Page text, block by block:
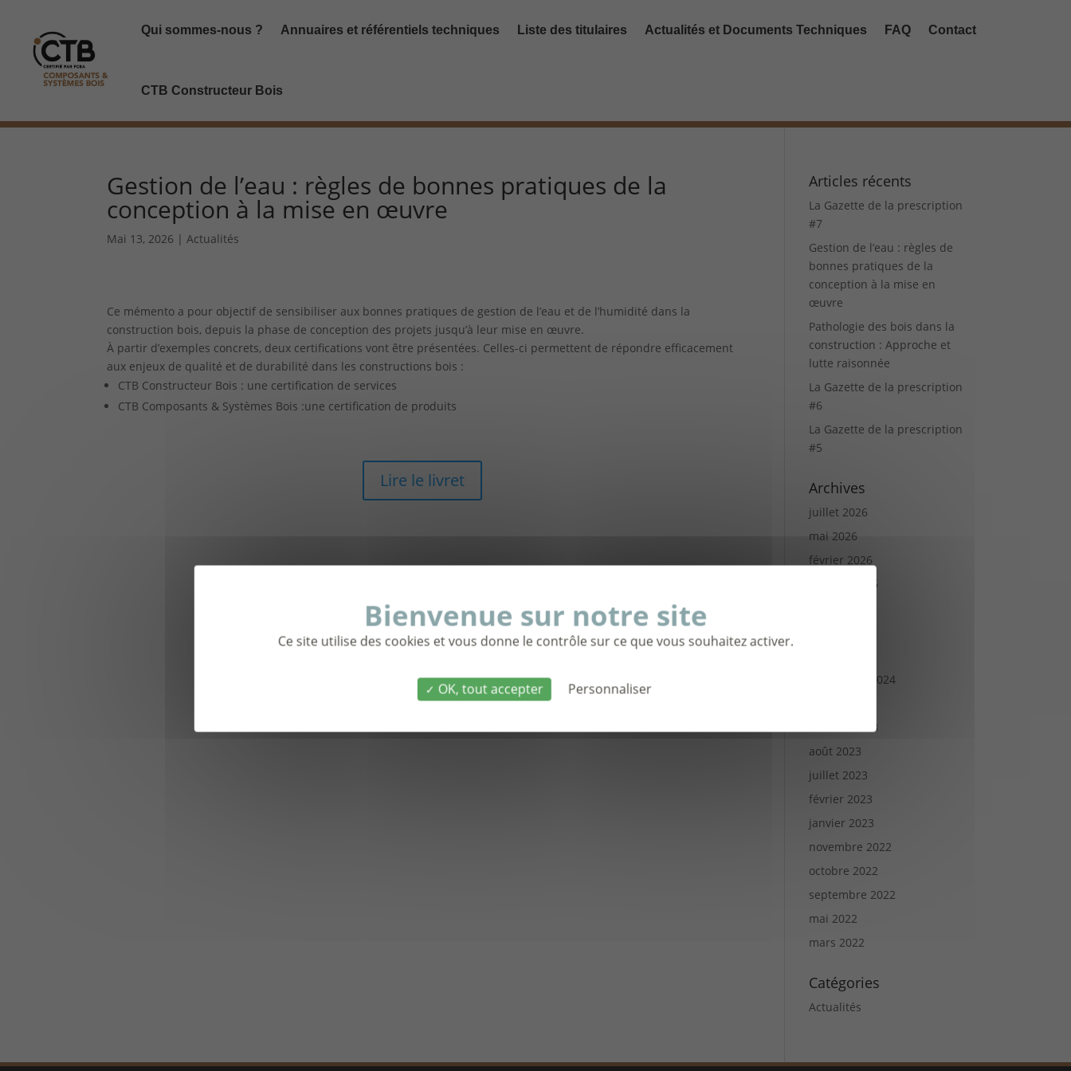
Ce site utilise des cookies et vous donne le contrôle sur ce que vous souhaitez activer.
OK, tout accepter Personnaliser
Qui sommes-nous ? Annuaires et référentiels techniques Liste des titulaires Actualités et Documents Techniques FAQ Contact
CTB Constructeur Bois
Gestion de l’eau : règles de bonnes pratiques de la
conception à la mise en œuvre
Mai 13, 2026 |Actualités
Ce mémento a pour objectif de sensibiliser aux bonnes pratiques de gestion de l’eau et de l’humidité dans la
construction bois, depuis la phase de conception des projets jusqu’à leur mise en œuvre.
À partir d’exemples concrets, deux certifications vont être présentées. Celles-ci permettent de répondre efficacement
aux enjeux de qualité et de durabilité dans les constructions bois :
CTB Constructeur Bois : une certification de services
CTB Composants & Systèmes Bois :une certification de produits
Lire le livret
Articles récents
La Gazette de la prescription
#7
Gestion de l’eau : règles de
bonnes pratiques de la
conception à la mise en
œuvre
Pathologie des bois dans la
construction : Approche et
lutte raisonnée
La Gazette de la prescription
#6
La Gazette de la prescription
#5
Archives
juillet 2026
mai 2026
février 2026
octobre 2025
septembre 2024
octobre 2023
août 2023
juillet 2023
février 2023
janvier 2023
novembre 2022
octobre 2022
septembre 2022
mai 2022
mars 2022
Catégories
Actualités